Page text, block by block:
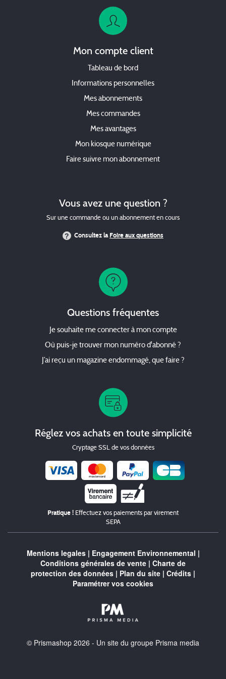
Mon compte client
Tableau de bord
Informations personnelles
Mes abonnements
Mes commandes
Mes avantages
Mon kiosque numérique
Faire suivre mon abonnement
Vous avez une question ?
Sur une commande ou un abonnement en cours
Consultez laFoire aux questions
Questions fréquentes
Je souhaite me connecter à mon compte
Où puis-je trouver mon numéro d'abonné ?
J’ai reçu un magazine endommagé, que faire ?
Réglez vos achats en toute simplicité
Cryptage SSL de vos données
Chèque
Pratique ! Effectuez vos paiements par virement
SEPA
Mentions legales| Engagement Environnemental |
Conditions générales de vente | Charte de
protection des données | Plan du site | Crédits |
Paramétrer vos cookies
© Prismashop 2026 - Un site du groupe Prisma media